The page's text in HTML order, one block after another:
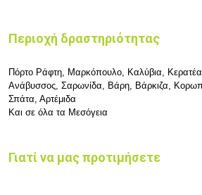
Περιοχή δραστηριότητας
Πόρτο Ράφτη, Μαρκόπουλο, Καλύβια,
Ανάβυσσος, Σαρωνίδα, Βάρη, Βάρκιζα,
Σπάτα, Αρτέμιδα
Και σε όλα τα Μεσόγεια
Γιατί να μας προτιμήσετε